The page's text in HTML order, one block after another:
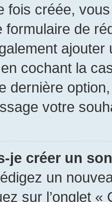
fois créée,
formulaire de
cochant la
dernière
votre
je créer un
un
sur l’onglet